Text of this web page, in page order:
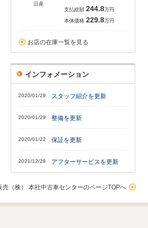
日産
支払総額 244.8万円
本体価格 229.8万円
お店の在庫一覧を見る
インフォメーション
2020/01/29 スタッフ紹介を更新
2020/01/29 整備を更新
2020/01/22 保証を更新
2021/12/29 アフターサービスを更新
売（株） 本社中古車センターのページTOPへ